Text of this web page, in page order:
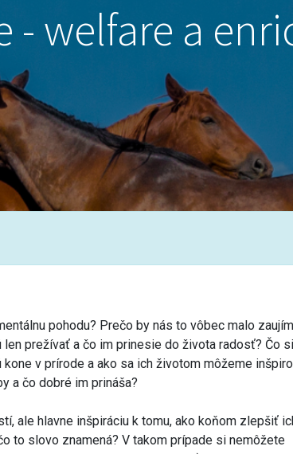
- welfare a
pohodu? Prečo by nás to vôbec malo
prežívať a čo im prinesie do života radosť? Čo si
v prírode a ako sa ich životom môžeme
a čo dobré im prináša?
ale hlavne inšpiráciu k tomu, ako koňom zlepšiť
to slovo znamená? V takom prípade si nemôžete